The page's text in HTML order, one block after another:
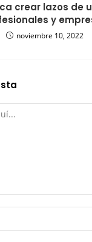
crear lazos de
y
noviembre 10, 2022